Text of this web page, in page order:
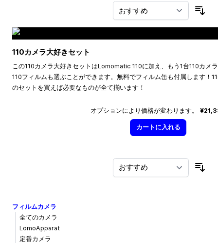
110カメラ大好きセット
この110カメラ大好きセットはLomomatic 110に加え、もう1台110カメ
110フィルムも選ぶことができます。無料でフィルム缶も付属します！
のセットを買えば必要なものが全て揃います！
オプションにより価格が変わります。
カートに入れる
フィルムカメラ
全てのカメラ
LomoApparat
定番カメラ